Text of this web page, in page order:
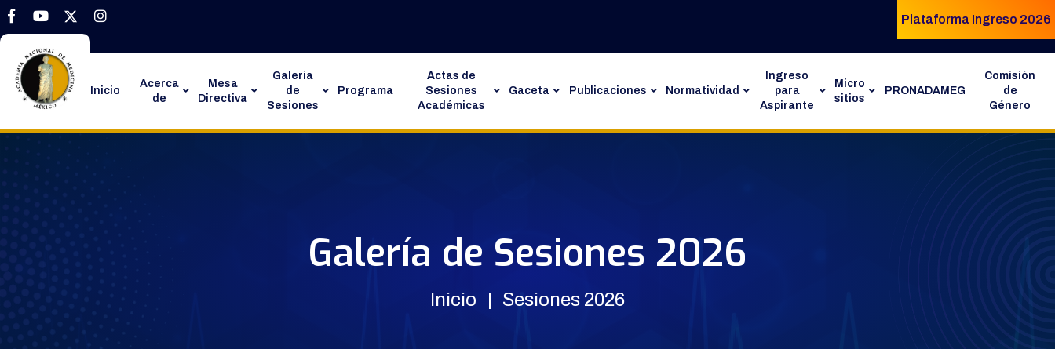
Plataforma Ingreso 2026
Inicio
Acerca
de
Mesa
Directiva
Galería
de
Sesiones
Programa
Actas de
Sesiones
Académicas
Gaceta Publicaciones Normatividad
Ingreso
para
Aspirante
Micro
sitios
PRONADAMEG
Comisión
de
Género
Galería de Sesiones 2026
Inicio Sesiones 2026